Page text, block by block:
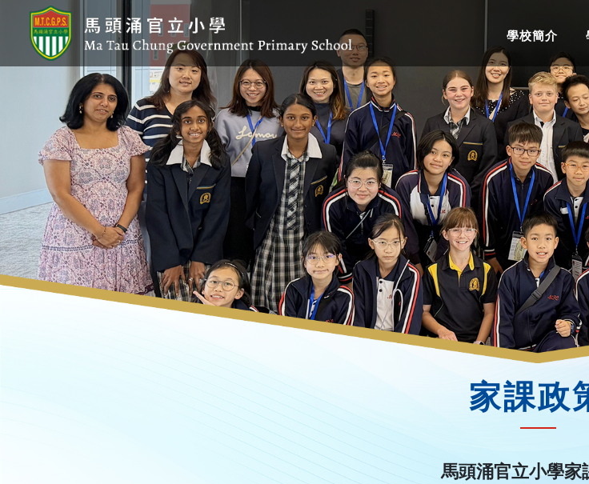
學校簡介
家課政
馬頭涌官立小學家